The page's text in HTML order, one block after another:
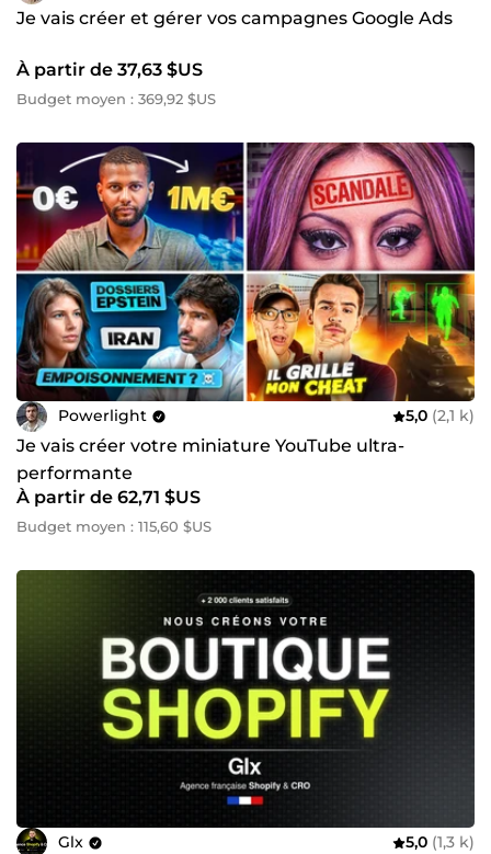
Je vais créer et gérer vos campagnes Google Ads
À partir de 37,63 $US
Budget moyen : 369,92 $US
Powerlight 5,0 (2,1 k)
Je vais créer votre miniature YouTube ultra-
performante
À partir de 62,71 $US
Budget moyen : 115,60 $US
Glx 5,0 (1,3 k)